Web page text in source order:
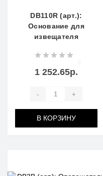
DB110R (арт.):
Основание для
извещателя
1 252.65р.
- +
В КОРЗИНУ